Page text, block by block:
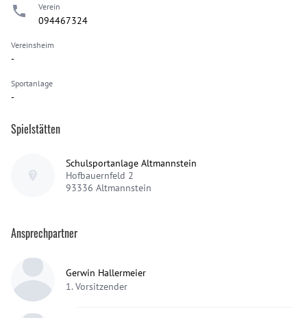
Verein
094467324
Vereinsheim
-
Sportanlage
-
Spielstätten
Schulsportanlage Altmannstein
Hofbauernfeld 2
93336 Altmannstein
Ansprechpartner
Gerwin Hallermeier
1. Vorsitzender